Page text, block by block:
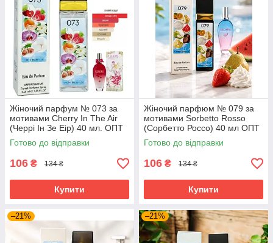
Жіночий парфум № 073 за
мотивами Cherry In The Air
(Черрі Ін Зе Еір) 40 мл. ОПТ
Готово до відправки
106 ₴ 134 ₴
Купити
Жіночий парфюм № 079 за
мотивами Sorbetto Rosso
(Сорбетто Россо) 40 мл ОПТ
Готово до відправки
106 ₴ 134 ₴
Купити
–21% –21%